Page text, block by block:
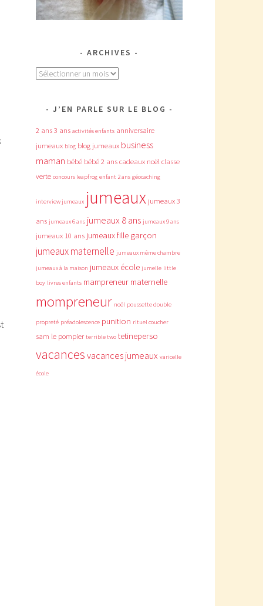
ARCHIVES
Archives
J’EN PARLE SUR LE BLOG
2 ans3 ans activités enfants anniversaire
jumeaux blog blog jumeaux business
maman bébé bébé 2 anscadeaux noëlclasse
verte concours leapfrog enfant 2 ans géocaching
interview jumeaux jumeaux jumeaux 3
ans jumeaux 6 ans jumeaux 8 ans jumeaux 9 ans
jumeaux 10 ans jumeaux fille garçon
jumeaux maternelle jumeaux même chambre
jumeaux à la maison jumeaux école jumelle little
boy livres enfants mampreneur maternelle
mompreneur noël poussette double
propreté préadolescence punition rituel coucher
sam le pompier terrible two tetineperso
vacances vacances jumeaux varicelle
école